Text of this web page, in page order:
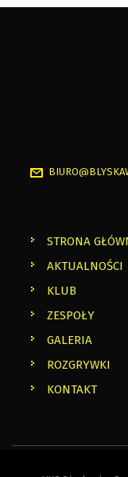
STRONA
AKTUALNOŚCI
KLUB
ZESPOŁY
GALERIA
ROZGRYWKI
KONTAKT